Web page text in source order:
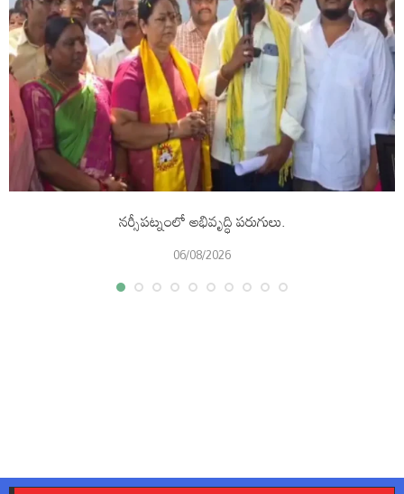
నర్సీపట్నంలో అభివృద్ధి పరుగులు.
06/08/2026